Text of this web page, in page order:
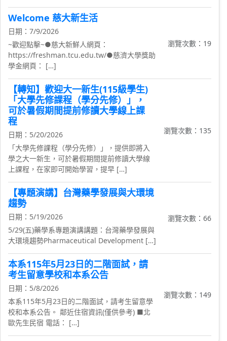
Welcome 慈大新生活
日期：7/9/2026
~歡迎點擊~●慈大新鮮人網頁：
https://freshman.tcu.edu.tw/●慈濟大學獎助
學金網頁： […]
瀏覽次數：19
【轉知】歡迎大一新生(115級學生)
「大學先修課程（學分先修）」，
可於暑假期間提前修讀大學線上課
程
日期：5/20/2026
「大學先修課程（學分先修）」，提供即將入
學之大一新生，可於暑假期間提前修讀大學線
上課程，在家即可開始學習，提早 […]
瀏覽次數：135
【專題演講】台灣藥學發展與大環境
趨勢
日期：5/19/2026
5/29(五)藥學系專題演講講題：台灣藥學發展與
大環境趨勢Pharmaceutical Development […]
瀏覽次數：66
本系115年5月23日的二階面試，請
考生留意學校和本系公告
日期：5/8/2026
本系115年5月23日的二階面試，請考生留意學
校和本系公告。 鄰近住宿資訊(僅供參考) ■北
歐先生民宿 電話： […]
瀏覽次數：149